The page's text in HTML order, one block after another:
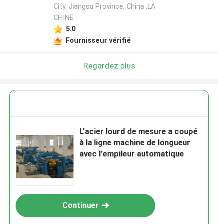
City, Jiangsu Province, China ,LA
CHINE
5.0
Fournisseur vérifié
Regardez plus
L'acier lourd de mesure a coupé
à la ligne machine de longueur
avec l'empileur automatique
Continuer